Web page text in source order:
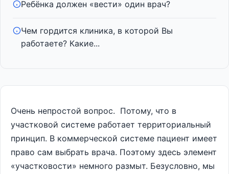
Ребёнка должен «вести» один врач?
Чем гордится клиника, в которой Вы
работаете? Какие...
Очень непростой вопрос. Потому, что в
участковой системе работает территориальный
принцип. В коммерческой системе пациент имеет
право сам выбрать врача. Поэтому здесь элемент
«участковости» немного размыт. Безусловно, мы